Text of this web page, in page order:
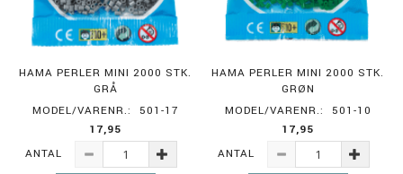
HAMA PERLER MINI 2000 STK.
GRÅ
MODEL/VARENR.:
501-17
17,95
ANTAL
HAMA PERLER MINI 2000 STK.
GRØN
MODEL/VARENR.:
501-10
17,95
ANTAL